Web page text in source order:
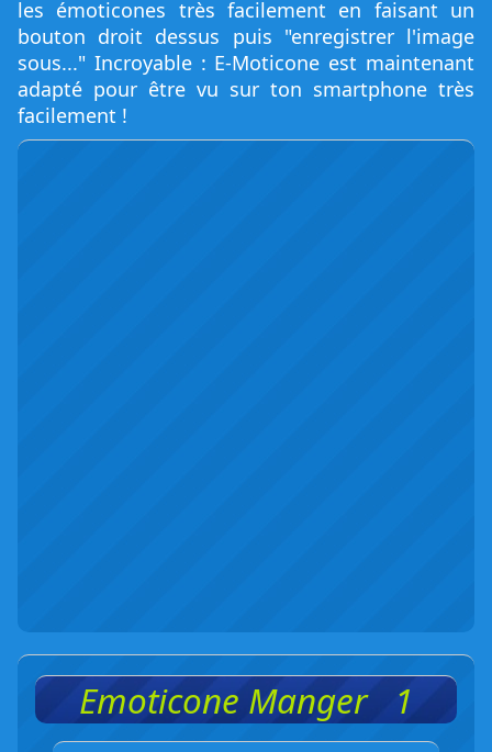
les émoticones très facilement en faisant un
bouton droit dessus puis "enregistrer l'image
sous..." Incroyable : E-Moticone est maintenant
adapté pour être vu sur ton smartphone très
facilement !
Emoticone Manger 1